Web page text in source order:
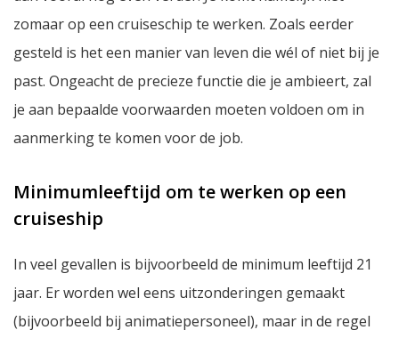
zomaar op een cruiseschip te werken. Zoals eerder
gesteld is het een manier van leven die wél of niet bij je
past. Ongeacht de precieze functie die je ambieert, zal
je aan bepaalde voorwaarden moeten voldoen om in
aanmerking te komen voor de job.
Minimumleeftijd om te werken op een
cruiseship
In veel gevallen is bijvoorbeeld de minimum leeftijd 21
jaar. Er worden wel eens uitzonderingen gemaakt
(bijvoorbeeld bij animatiepersoneel), maar in de regel